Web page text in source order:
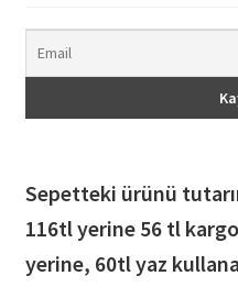
Sepetteki ürünü
116tl yerine 56 tl
yerine, 60tl